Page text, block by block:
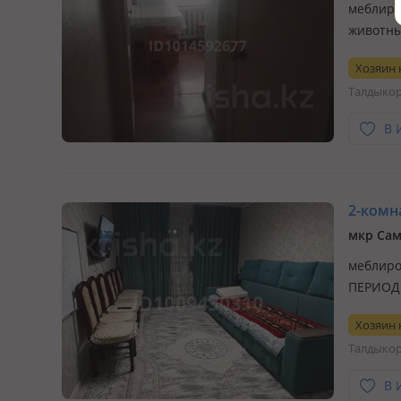
Хозяин
В
2-
мкр
Хозяин
В